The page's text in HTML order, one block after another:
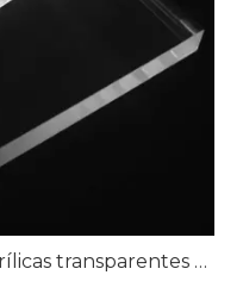
Beneficios de las láminas acrílicas transparentes para señalización transparente